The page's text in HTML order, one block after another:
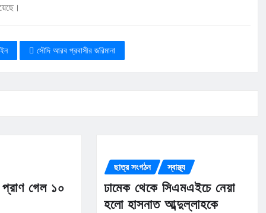
সৌদি আরব প্রবাসীর জরিমানা
প্রাণ গেল ১০
ছাত্র সংগঠন স্বাস্থ্য
ঢামেক থেকে সিএমএইচে নেয়া
হলো হাসনাত আব্দুল্লাহকে